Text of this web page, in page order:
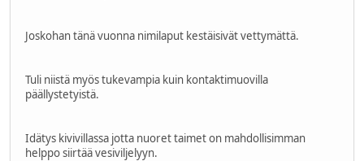
Joskohan tänä vuonna nimilaput kestäisivät vettymättä.
Tuli niistä myös tukevampia kuin kontaktimuovilla
päällystetyistä.
Idätys kivivillassa jotta nuoret taimet on mahdollisimman
helppo siirtää vesiviljelyyn.